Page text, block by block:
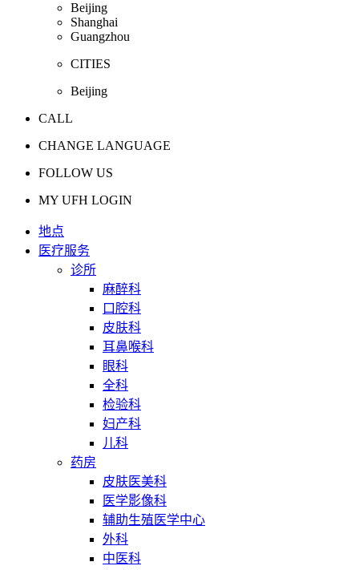
Beijing
Shanghai
Guangzhou
CITIES
Beijing
CALL
CHANGE LANGUAGE
FOLLOW US
MY UFH LOGIN
地点
医疗服务
诊所
麻醉科
口腔科
皮肤科
耳鼻喉科
眼科
全科
检验科
妇产科
儿科
药房
皮肤医美科
医学影像科
辅助生殖医学中心
外科
中医科